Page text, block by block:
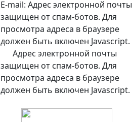
E-mail: Адрес электронной почты
защищен от спам-ботов. Для
просмотра адреса в браузере
должен быть включен Javascript.
Адрес электронной почты
защищен от спам-ботов. Для
просмотра адреса в браузере
должен быть включен Javascript.